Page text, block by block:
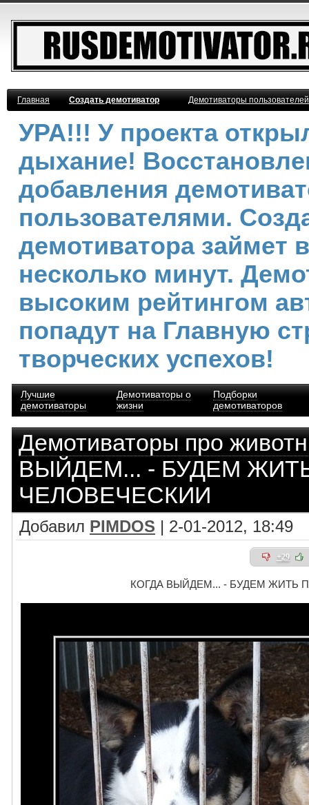
Главная Создать демотиватор Демотиваторы
УРА!!! У проекта
дыхание!
добавления
пользователями.
демотиватора займет
несколько минут.
высоким рейтингом
попадут на Главную
творческих успехов!
Лучшие
демотиваторы
Демотиваторы о
жизни
Подборки
демотиваторов
Демотиваторы про
ВЫЙДЕМ... - БУДЕМ
ЧЕЛОВЕЧЕСКИИ
Добавил PIMDOS | 2-01-2012, 18:49
+29
КОГДА ВЫЙДЕМ... - БУДЕМ ЖИТЬ